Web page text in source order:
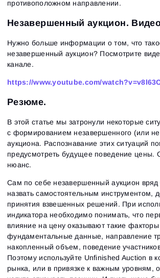
противоположном направлении.
Незавершенный аукцион.
Нужно больше информации о том, что
незавершенный аукцион? Посмотрите
канале.
https://www.youtube.com/
Резюме.
В этой статье мы затронули некоторые
с формированием незавершенного (или
аукциона. Распознавание этих ситуаций
предусмотреть будущее поведение цены.
нюанс.
Сам по себе незавершенный аукцион
назвать самостоятельным инструментом,
принятия взвешенных решений. При
индикатора необходимо понимать, что
влияние на цену оказывают такие факторы
фундаментальные данные, направление
накопленный объем, поведение
Поэтому используйте Unfinished Auction в
рынка, или в привязке к важным уровням,